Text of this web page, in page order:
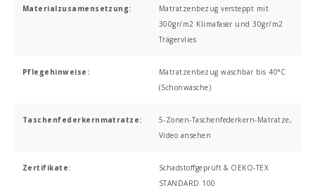
Materialzusamensetzung:
Matratzenbezug versteppt mit
300gr/m2 Klimafaser und 30gr/m2
Trägervlies
Pflegehinweise:
Matratzenbezug waschbar bis 40°C
(Schonwäsche)
Taschenfederkernmatratze: 5-Zonen-Taschenfederkern-Matratze,
Video ansehen
Zertifikate:
Schadstoffgeprüft & OEKO-TEX
STANDARD 100